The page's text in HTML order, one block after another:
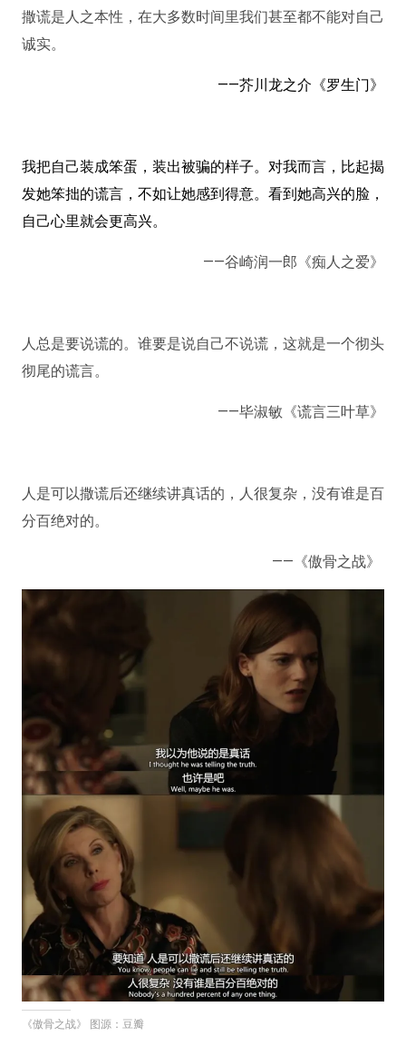
撒谎是人之本性，在大多数时间里我们甚至都不能对自己
诚实。 ​
——芥川龙之介《罗生门》
我把自己装成笨蛋，装出被骗的样子。对我而言，比起揭
发她笨拙的谎言，不如让她感到得意。看到她高兴的脸，
自己心里就会更高兴。
——谷崎润一郎《痴人之爱》
人总是要说谎的。谁要是说自己不说谎，这就是一个彻头
彻尾的谎言。
——毕淑敏《谎言三叶草》
人是可以撒谎后还继续讲真话的，人很复杂，没有谁是百
分百绝对的。
——《傲骨之战》
《傲骨之战》 图源：豆瓣